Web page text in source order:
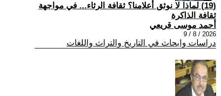
(19) لماذا لا نوثق أعلامنا؟ ثقافة الرثاء... في مواجهة
ثقافة الذاكرة
أحمد موسى قريعي
2026 / 8 / 9
دراسات وابحاث في التاريخ والتراث واللغات